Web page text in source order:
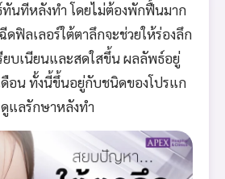
นทีหลังทำ โดยไม่ต้องพักฟื้นมาก
ดฟิลเลอร์ใต้ตาลึกจะช่วยให้ร่องลึก
ยบเนียนและสดใสขึ้น ผลลัพธ์อยู่
อน ทั้งนี้ขึ้นอยู่กับชนิดของโปรแก
แลรักษาหลังทำ